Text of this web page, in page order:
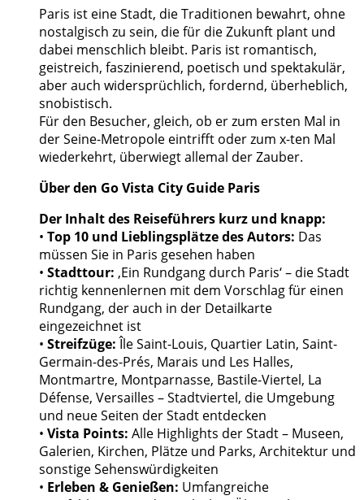
Paris ist eine Stadt, die Traditionen bewahrt, ohne
nostalgisch zu sein, die für die Zukunft plant und
dabei menschlich bleibt. Paris ist romantisch,
geistreich, faszinierend, poetisch und spektakulär,
aber auch widersprüchlich, fordernd, überheblich,
snobistisch.
Für den Besucher, gleich, ob er zum ersten Mal in
der Seine-Metropole eintrifft oder zum x-ten Mal
wiederkehrt, überwiegt allemal der Zauber.
Über den Go Vista City Guide Paris
Der Inhalt des Reiseführers kurz und knapp:
• Top 10 und Lieblingsplätze des Autors: Das
müssen Sie in Paris gesehen haben
• Stadttour: ‚Ein Rundgang durch Paris‘ – die Stadt
richtig kennenlernen mit dem Vorschlag für einen
Rundgang, der auch in der Detailkarte
eingezeichnet ist
• Streifzüge:Île Saint-Louis, Quartier Latin, Saint-
Germain-des-Prés, Marais und Les Halles,
Montmartre, Montparnasse, Bastile-Viertel, La
Défense, Versailles – Stadtviertel, die Umgebung
und neue Seiten der Stadt entdecken
• Vista Points: Alle Highlights der Stadt – Museen,
Galerien, Kirchen, Plätze und Parks, Architektur und
sonstige Sehenswürdigkeiten
• Erleben & Genießen: Umfangreiche